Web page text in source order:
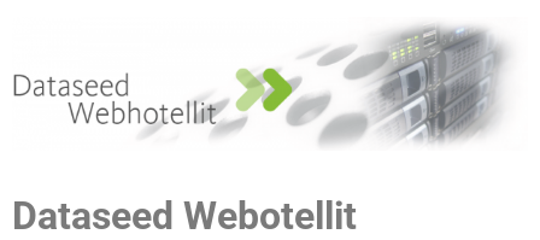
Dataseed Webotellit